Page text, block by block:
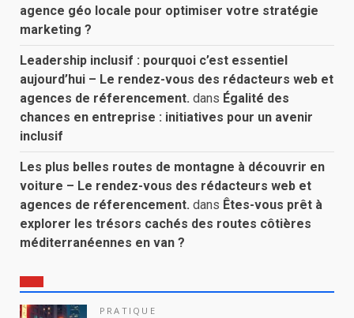
agence géo locale pour optimiser votre stratégie
marketing ?
Leadership inclusif : pourquoi c’est essentiel
aujourd’hui – Le rendez-vous des rédacteurs web et
agences de réferencement. dans Égalité des
chances en entreprise : initiatives pour un avenir
inclusif
Les plus belles routes de montagne à découvrir en
voiture – Le rendez-vous des rédacteurs web et
agences de réferencement. dans Êtes-vous prêt à
explorer les trésors cachés des routes côtières
méditerranéennes en van ?
PRATIQUE